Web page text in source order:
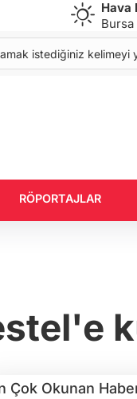
Hava
Bursa
%0,13
RÖPORTAJLAR
Çok Okunan